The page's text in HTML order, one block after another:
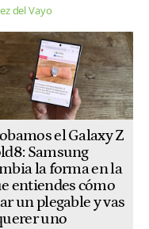
del Vayo
el Galaxy Z
Samsung
la forma en la
entiendes cómo
un plegable y vas
uno